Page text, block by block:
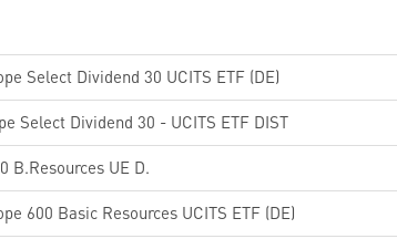
Select Dividend 30 UCITS ETF (DE)
Select Dividend 30 - UCITS ETF DIST
B.Resources UE D.
600 Basic Resources UCITS ETF (DE)